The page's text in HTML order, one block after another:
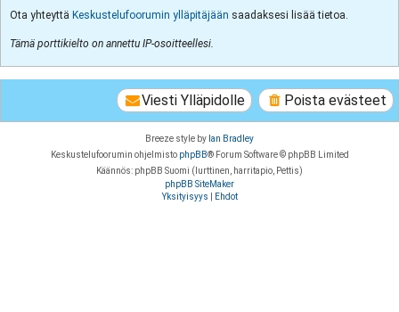
Ota yhteyttä Keskustelufoorumin ylläpitäjään saadaksesi lisää tietoa.
Tämä porttikielto on annettu IP-osoitteellesi.
Poista evästeet
Viesti Ylläpidolle
Breeze style by Ian Bradley
Keskustelufoorumin ohjelmisto phpBB® Forum Software © phpBB Limited
Käännös: phpBB Suomi (lurttinen, harritapio, Pettis)
phpBB SiteMaker
Yksityisyys
Ehdot